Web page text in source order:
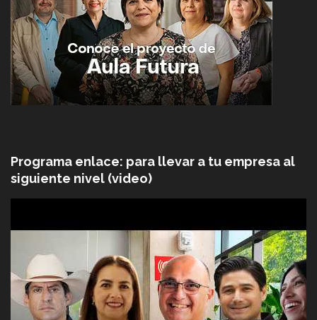
Programa enlace: para llevar a tu empresa al
siguiente nivel (video)